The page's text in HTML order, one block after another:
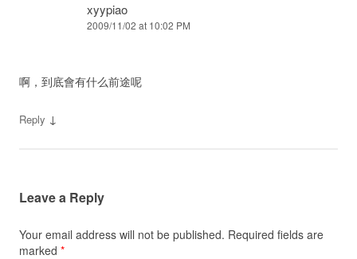
xyypiao
2009/11/02 at 10:02 PM
啊，到底會有什么前途呢
Reply ↓
Leave a Reply
Your email address will not be published. Required fields are
marked *